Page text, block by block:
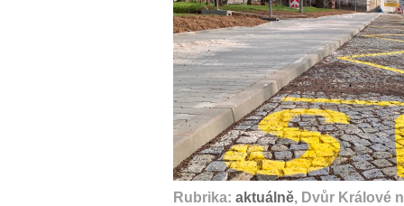
Rubrika: aktuálně, Dvůr Králové